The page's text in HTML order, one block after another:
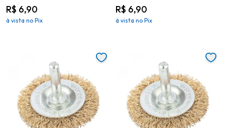
R$ 6,90
à vista no Pix
R$ 6,90
à vista no Pix